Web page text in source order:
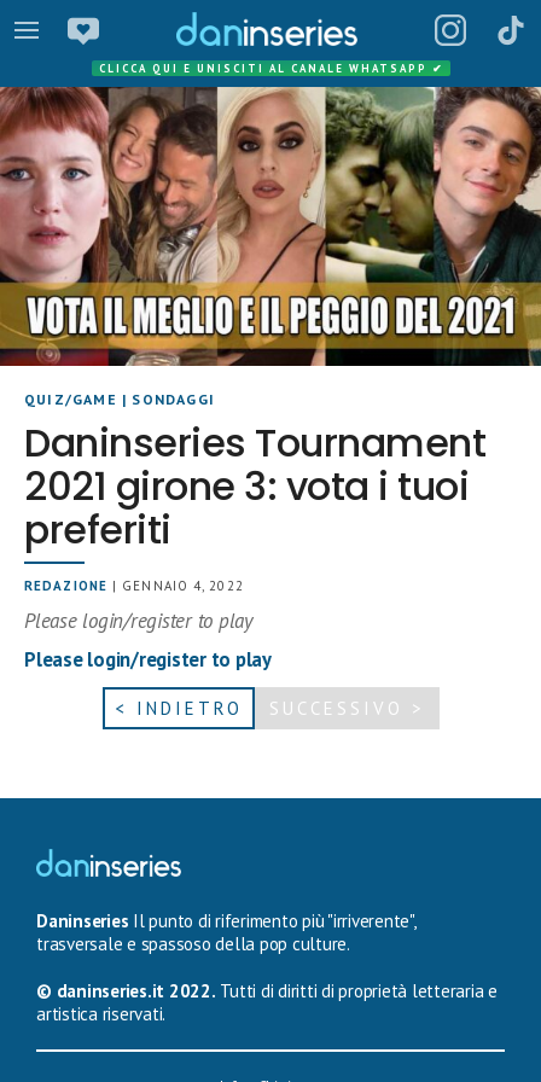
CLICCA QUI E UNISCITI AL CANALE WHATSAPP ✔
QUIZ/GAME | SONDAGGI
Daninseries Tournament
2021 girone 3: vota i tuoi
preferiti
REDAZIONE | GENNAIO 4, 2022
Please login/register to play
Please login/register to play
< INDIETRO SUCCESSIVO >
Daninseries Il punto di riferimento più "irriverente",
trasversale e spassoso della pop culture.
© daninseries.it 2022. Tutti di diritti di proprietà letteraria e
artistica riservati.